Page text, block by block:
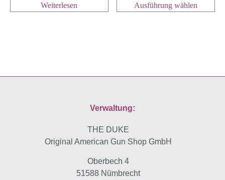
Weiterlesen Ausführung wählen
Verwaltung:
THE DUKE
Original American Gun Shop GmbH
Oberbech 4
51588 Nümbrecht